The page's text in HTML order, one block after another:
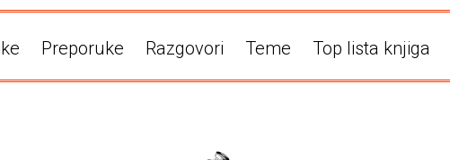
Preporuke Razgovori Teme Top lista knjiga